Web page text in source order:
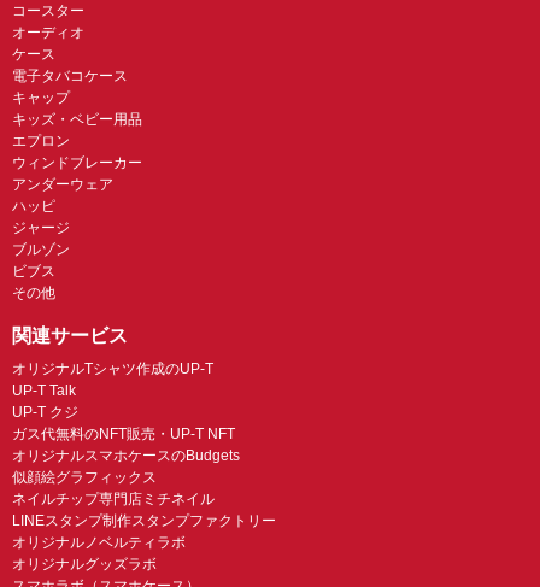
コースター
オーディオ
ケース
電子タバコケース
キャップ
キッズ・ベビー用品
エプロン
ウィンドブレーカー
アンダーウェア
ハッピ
ジャージ
ブルゾン
ビブス
その他
関連サービス
オリジナルTシャツ作成のUP-T
UP-T Talk
UP-T クジ
ガス代無料のNFT販売・UP-T NFT
オリジナルスマホケースのBudgets
似顔絵グラフィックス
ネイルチップ専門店ミチネイル
LINEスタンプ制作スタンプファクトリー
オリジナルノベルティラボ
オリジナルグッズラボ